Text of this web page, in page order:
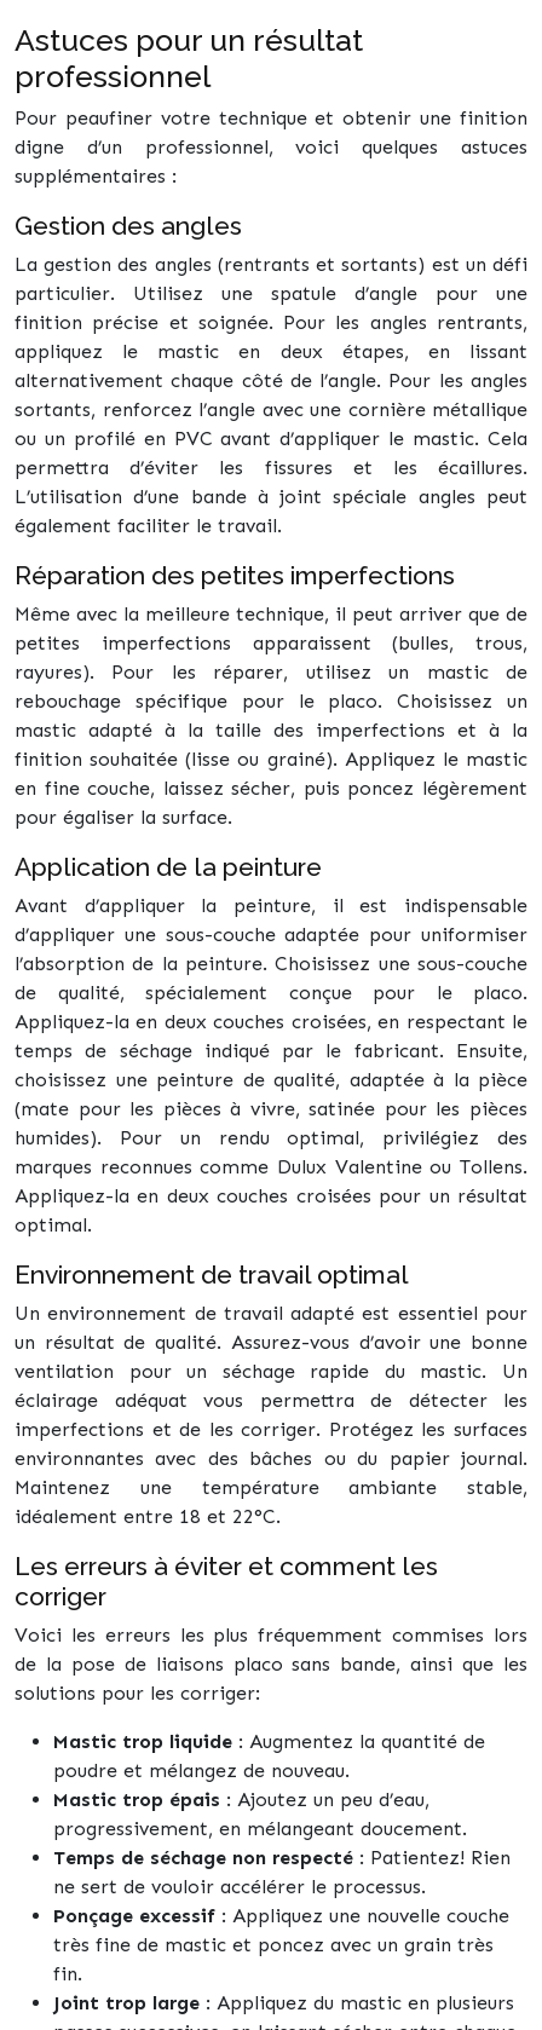
Astuces pour un résultat
professionnel
Pour peaufiner votre technique et obtenir une finition
digne d’un professionnel, voici quelques astuces
supplémentaires :
Gestion des angles
La gestion des angles (rentrants et sortants) est un défi
particulier. Utilisez une spatule d’angle pour une
finition précise et soignée. Pour les angles rentrants,
appliquez le mastic en deux étapes, en lissant
alternativement chaque côté de l’angle. Pour les angles
sortants, renforcez l’angle avec une cornière métallique
ou un profilé en PVC avant d’appliquer le mastic. Cela
permettra d’éviter les fissures et les écaillures.
L’utilisation d’une bande à joint spéciale angles peut
également faciliter le travail.
Réparation des petites imperfections
Même avec la meilleure technique, il peut arriver que de
petites imperfections apparaissent (bulles, trous,
rayures). Pour les réparer, utilisez un mastic de
rebouchage spécifique pour le placo. Choisissez un
mastic adapté à la taille des imperfections et à la
finition souhaitée (lisse ou grainé). Appliquez le mastic
en fine couche, laissez sécher, puis poncez légèrement
pour égaliser la surface.
Application de la peinture
Avant d’appliquer la peinture, il est indispensable
d’appliquer une sous-couche adaptée pour uniformiser
l’absorption de la peinture. Choisissez une sous-couche
de qualité, spécialement conçue pour le placo.
Appliquez-la en deux couches croisées, en respectant le
temps de séchage indiqué par le fabricant. Ensuite,
choisissez une peinture de qualité, adaptée à la pièce
(mate pour les pièces à vivre, satinée pour les pièces
humides). Pour un rendu optimal, privilégiez des
marques reconnues comme Dulux Valentine ou Tollens.
Appliquez-la en deux couches croisées pour un résultat
optimal.
Environnement de travail optimal
Un environnement de travail adapté est essentiel pour
un résultat de qualité. Assurez-vous d’avoir une bonne
ventilation pour un séchage rapide du mastic. Un
éclairage adéquat vous permettra de détecter les
imperfections et de les corriger. Protégez les surfaces
environnantes avec des bâches ou du papier journal.
Maintenez une température ambiante stable,
idéalement entre 18 et 22°C.
Les erreurs à éviter et comment les
corriger
Voici les erreurs les plus fréquemment commises lors
de la pose de liaisons placo sans bande, ainsi que les
solutions pour les corriger:
Mastic trop liquide : Augmentez la quantité de
poudre et mélangez de nouveau.
Mastic trop épais : Ajoutez un peu d’eau,
progressivement, en mélangeant doucement.
Temps de séchage non respecté : Patientez! Rien
ne sert de vouloir accélérer le processus.
Ponçage excessif : Appliquez une nouvelle couche
très fine de mastic et poncez avec un grain très
fin.
Joint trop large : Appliquez du mastic en plusieurs